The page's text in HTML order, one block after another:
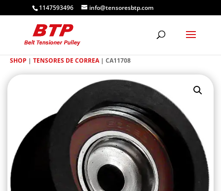
1147593496 info@tensoresbtp.com
SHOP | TENSORES DE CORREA| CA11708